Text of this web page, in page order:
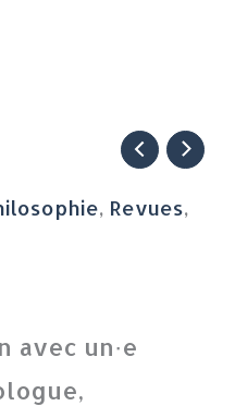
, Revues,
avec un·e